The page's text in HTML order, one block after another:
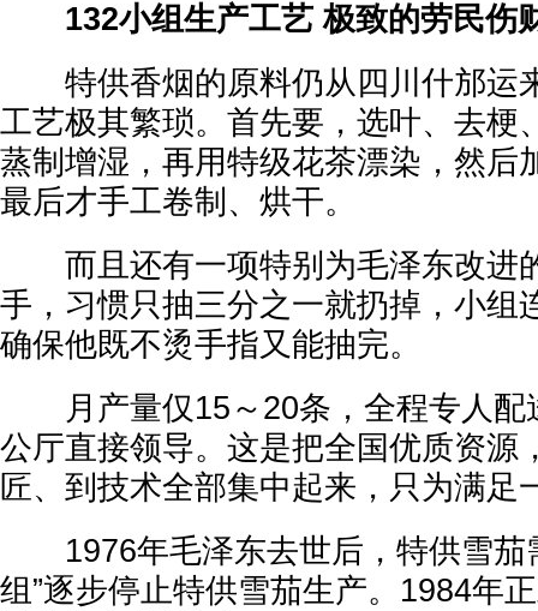
132小组生产工艺 极致的劳民伤
特供香烟的原料仍从四川什邡运
工艺极其繁琐。首先要，选叶、去梗
蒸制增湿，再用特级花茶漂染，然后
最后才手工卷制、烘干。
而且还有一项特别为毛泽东改进
手，习惯只抽三分之一就扔掉，小组
确保他既不烫手指又能抽完。
月产量仅15～20条，全程专人配
公厅直接领导。这是把全国优质资源
匠、到技术全部集中起来，只为满足
1976年毛泽东去世后，特供雪茄
组”逐步停止特供雪茄生产。1984年